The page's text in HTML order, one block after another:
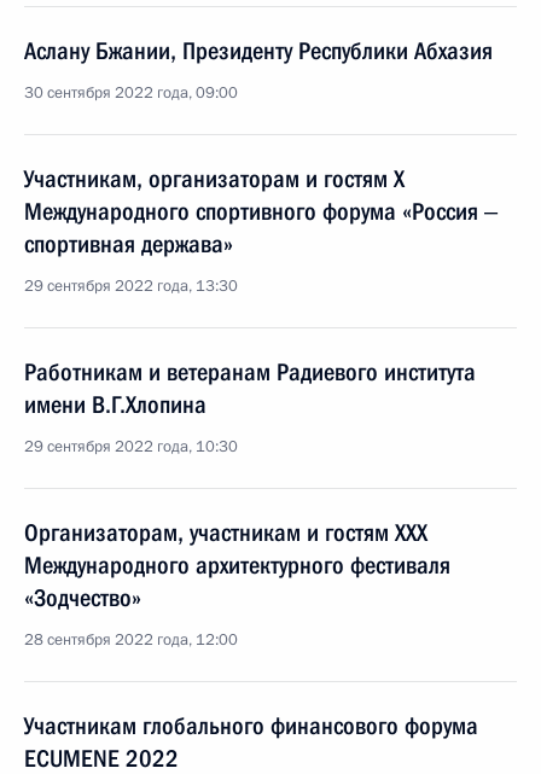
Аслану Бжании, Президенту Республики Абхазия
30 сентября 2022 года, 09:00
Участникам, организаторам и гостям X
Международного спортивного форума «Россия ‒
спортивная держава»
29 сентября 2022 года, 13:30
Работникам и ветеранам Радиевого института
имени В.Г.Хлопина
29 сентября 2022 года, 10:30
Организаторам, участникам и гостям XXX
Международного архитектурного фестиваля
«Зодчество»
28 сентября 2022 года, 12:00
Участникам глобального финансового форума
ECUMENE 2022